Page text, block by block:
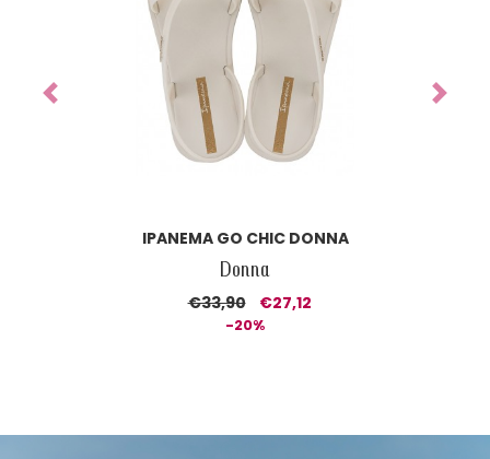
IPANEMA CLASS DREAMY SANDAL DONNA
Donna
€37,90 €26,53
-30%
Previous Next